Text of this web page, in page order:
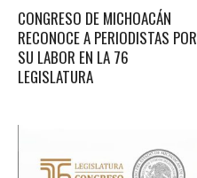
CONGRESO DE MICHOACÁN
RECONOCE A PERIODISTAS POR
SU LABOR EN LA 76
LEGISLATURA